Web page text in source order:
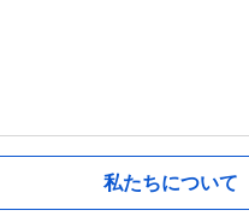
私たちについて